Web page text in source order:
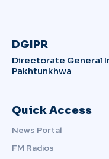
DGIPR
Directorate General
Pakhtunkhwa
Quick Access
News Portal
FM Radios